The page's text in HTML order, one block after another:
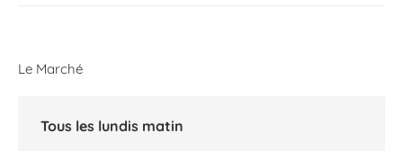
Le Marché
Tous les lundis matin